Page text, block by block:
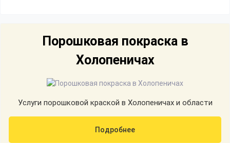
Порошковая покраска в
Холопеничах
Услуги порошковой краской в Холопеничах и области
Подробнее